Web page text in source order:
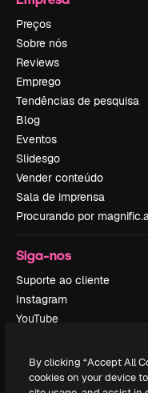
Preços
Sobre nós
Reviews
Emprego
Tendências de pesquisa
Blog
Eventos
Slidesgo
Vender conteúdo
Sala de imprensa
Procurando por
Siga-nos
Suporte ao cliente
Instagram
YouTube
TikTok
Discord
By clicking “Accept All
cookies on your device